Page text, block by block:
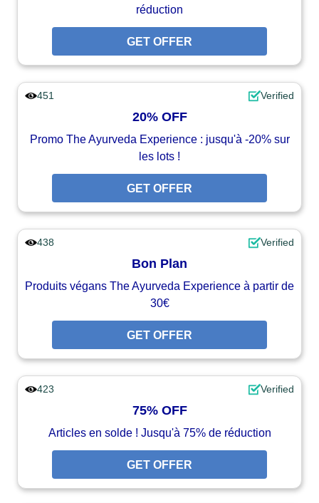
réduction
GET OFFER
451 Verified
20% OFF
Promo The Ayurveda Experience : jusqu'à -20% sur
les lots !
GET OFFER
438 Verified
Bon Plan
Produits végans The Ayurveda Experience à partir de
30€
GET OFFER
423 Verified
75% OFF
Articles en solde ! Jusqu'à 75% de réduction
GET OFFER